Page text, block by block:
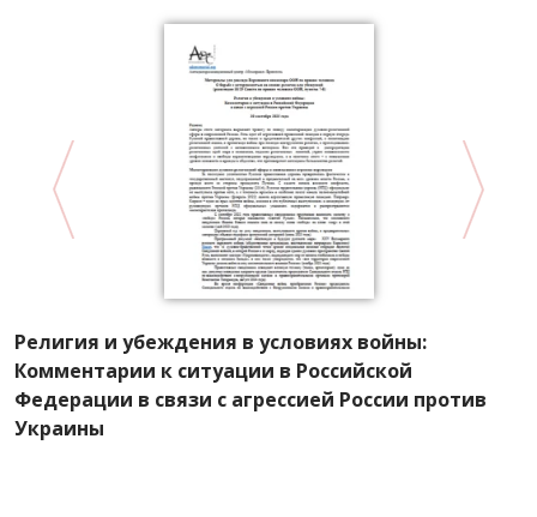
Религия и убеждения в условиях войны:
Комментарии к ситуации в Российской
Федерации в связи с агрессией России против
Украины